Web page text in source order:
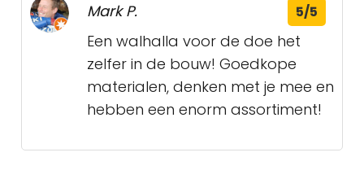
Mark P. 5/5
Een walhalla voor de doe het
zelfer in de bouw! Goedkope
materialen, denken met je mee en
hebben een enorm assortiment!